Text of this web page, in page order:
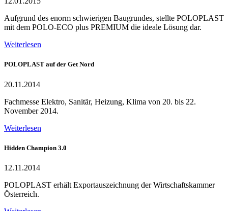
Aufgrund des enorm schwierigen Baugrundes, stellte POLOPLAST
mit dem POLO-ECO plus PREMIUM die ideale Lösung dar.
Weiterlesen
POLOPLAST auf der Get Nord
20.11.2014
Fachmesse Elektro, Sanitär, Heizung, Klima von 20. bis 22.
November 2014.
Weiterlesen
Hidden Champion 3.0
12.11.2014
POLOPLAST erhält Exportauszeichnung der Wirtschaftskammer
Österreich.